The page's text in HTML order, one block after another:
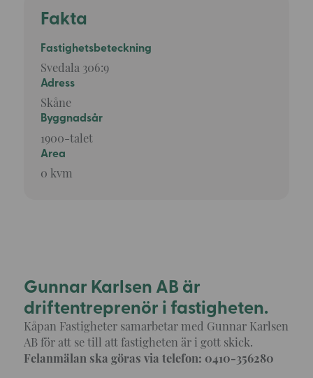
Fakta
Fastighetsbeteckning
Svedala 306:9
Adress
Skåne
Byggnadsår
1900-talet
Area
0 kvm
Gunnar Karlsen AB är
driftentreprenör i fastigheten.
Kåpan Fastigheter samarbetar med Gunnar Karlsen
AB för att se till att fastigheten är i gott skick.
Felanmälan ska göras via telefon: 0410-356280